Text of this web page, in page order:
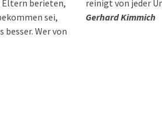
Eltern berieten,
sei,
besser. Wer von
reinigt von jeder
Gerhard Kimmich